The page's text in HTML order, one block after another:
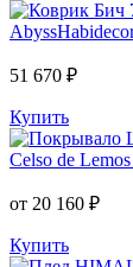
51 670 ₽
Купить
Celso de Lemos
от 20 160 ₽
Купить